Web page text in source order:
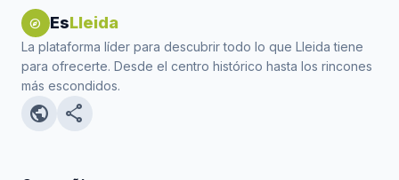
explore EsLleida
La plataforma líder para descubrir todo lo que Lleida tiene
para ofrecerte. Desde el centro histórico hasta los rincones
más escondidos.
public share